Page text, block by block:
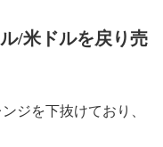
/米ドルを戻り売
ジを下抜けており、